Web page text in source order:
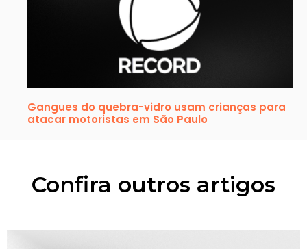
Gangues do quebra-vidro usam crianças para
atacar motoristas em São Paulo
Confira outros artigos